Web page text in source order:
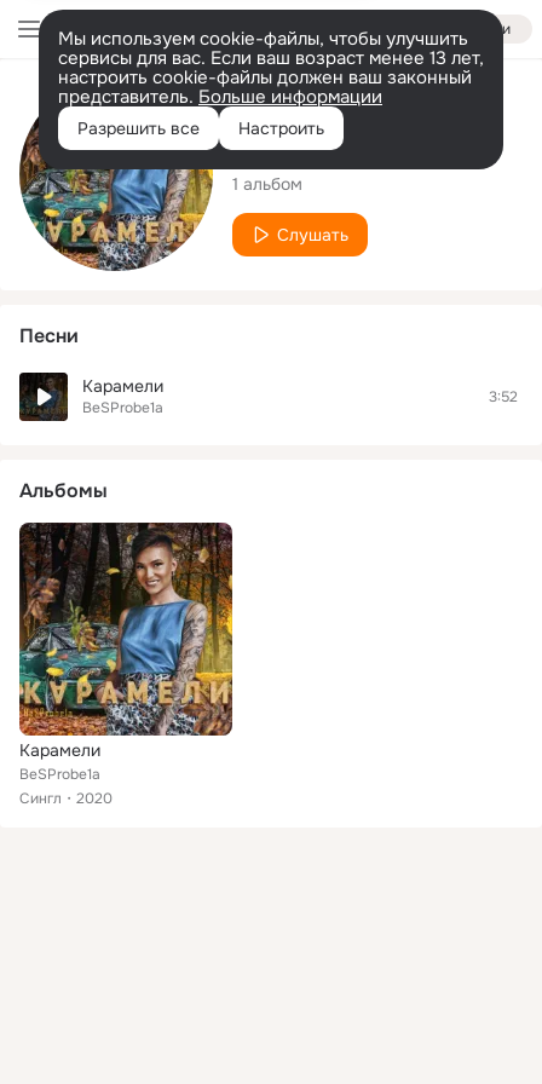
Войти
Мы используем cookie-файлы, чтобы улучшить
сервисы для вас. Если ваш возраст менее 13 лет,
настроить cookie-файлы должен ваш законный
представитель. Больше информации
Разрешить все Настроить
Исполнитель
BeSProbe1a
1 альбом
Слушать
Песни
Карамели
BeSProbe1a
3:52
Альбомы
Карамели
BeSProbe1a
Сингл
2020